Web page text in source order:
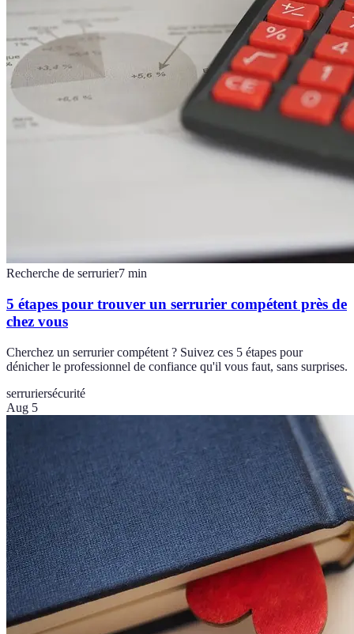
Recherche de serrurier7 min
5 étapes pour trouver un serrurier compétent près de
chez vous
Cherchez un serrurier compétent ? Suivez ces 5 étapes pour
dénicher le professionnel de confiance qu'il vous faut, sans surprises.
serruriersécurité
Aug 5